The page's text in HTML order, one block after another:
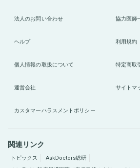
法人のお問い合わせ 協力医師
ヘルプ 利用規約
個人情報の取扱について 特定商取
運営会社 サイトマ
カスタマーハラスメントポリシー
関連リンク
トピックス
AskDoctors総研